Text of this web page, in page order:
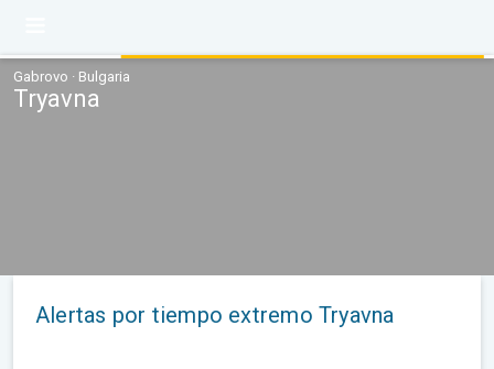
Gabrovo · Bulgaria
Tryavna
Alertas por tiempo extremo Tryavna